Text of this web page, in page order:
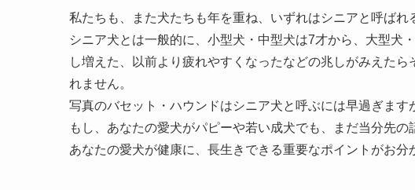
私たちも、また犬たちも年を重ね、いずれはシニアと呼ばれ
シニア犬とは一般的に、小型犬・中型犬は7才から、大型犬
し増えた、以前より疲れやすくなったなどの兆しがみえた
れません。
写真のバセット・ハウンドはシニア犬と呼ぶには早過ぎます
もし、あなたの愛犬がパピーや若い成犬でも、まだ当分先の
あなたの愛犬が健康に、長生きできる重要なポイントがお分